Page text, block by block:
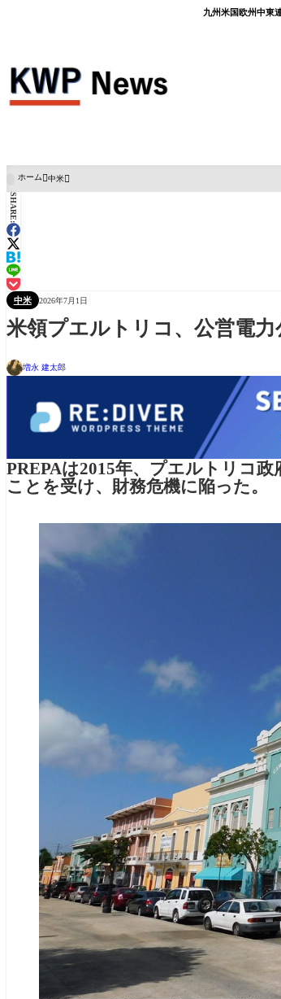
九州米国欧州中東
ホーム 中米
SHARE:
中米 2026年7月1日
米領プエルトリコ、公営電
増永 建太郎
PREPAは2015年、プエルトリコ
ことを受け、財務危機に陥った。